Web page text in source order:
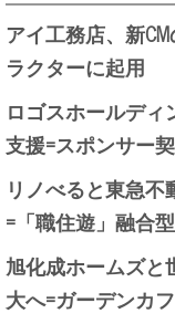
アイ工務店、新
ラクターに起用
ロゴスホールデ
支援=スポンサー
リノべると東急
=「職住遊」融合
旭化成ホームズ
大へ=ガーデンカ